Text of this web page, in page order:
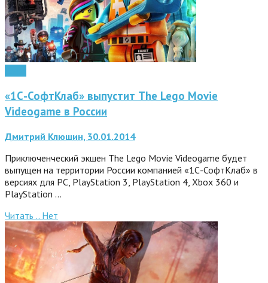
«1С-СофтКлаб» выпустит The Lego Movie
Videogame в России
Дмитрий Клюшин, 30.01.2014
Приключенческий экшен The Lego Movie Videogame будет
выпущен на территории России компанией «1С-СофтКлаб» в
версиях для PC, PlayStation 3, PlayStation 4, Xbox 360 и
PlayStation …
Читать .. Нет